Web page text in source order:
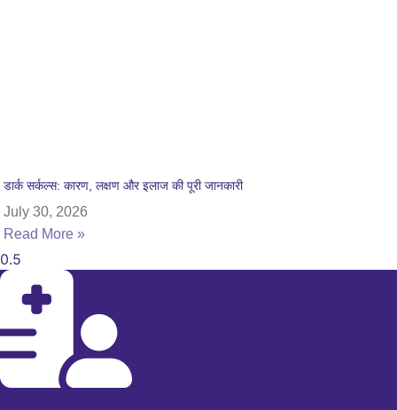
डार्क सर्कल्स: कारण, लक्षण और इलाज की पूरी जानकारी
July 30, 2026
Read More »